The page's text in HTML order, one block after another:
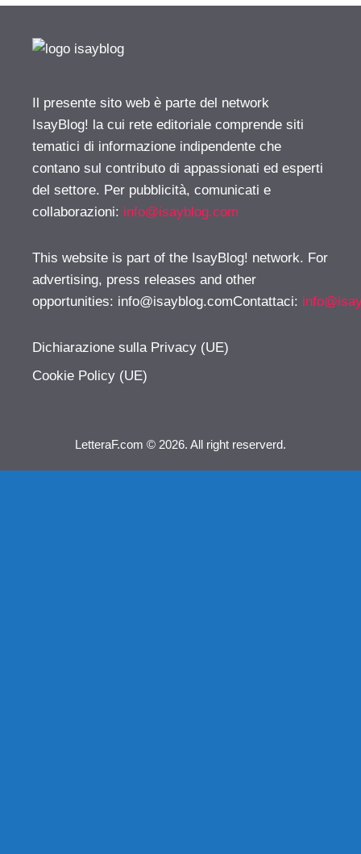
Il presente sito web è parte del network
IsayBlog! la cui rete editoriale comprende siti
tematici di informazione indipendente che
contano sul contributo di appassionati ed esperti
del settore. Per pubblicità, comunicati e
collaborazioni: info@isayblog.com
This website is part of the IsayBlog! network. For
advertising, press releases and other
opportunities: info@isayblog.comContattaci:
Dichiarazione sulla Privacy (UE)
Cookie Policy (UE)
LetteraF.com © 2026. All right reserverd.